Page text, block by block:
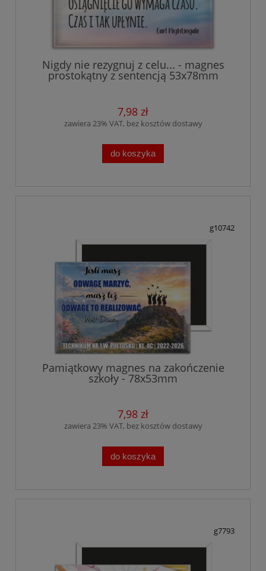
Nigdy nie rezygnuj z celu... - magnes
prostokątny z sentencją 53x78mm
7,98 zł
zawiera 23% VAT, bez kosztów dostawy
do koszyka
g10742
Pamiątkowy magnes na zakończenie
szkoły - 78x53mm
7,98 zł
zawiera 23% VAT, bez kosztów dostawy
do koszyka
g7793